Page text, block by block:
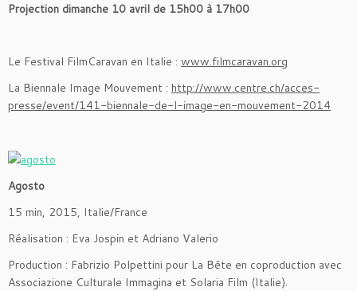
Projection dimanche 10 avril de 15h00 à 17h00
Le Festival FilmCaravan en Italie : www.filmcaravan.org
La Biennale Image Mouvement : http://www.centre.ch/acces-
presse/event/141-biennale-de-l-image-en-mouvement-2014
Agosto
15 min, 2015, Italie/France
Réalisation : Eva Jospin et Adriano Valerio
Production : Fabrizio Polpettini pour La Bête en coproduction avec
Associazione Culturale Immagina et Solaria Film (Italie).